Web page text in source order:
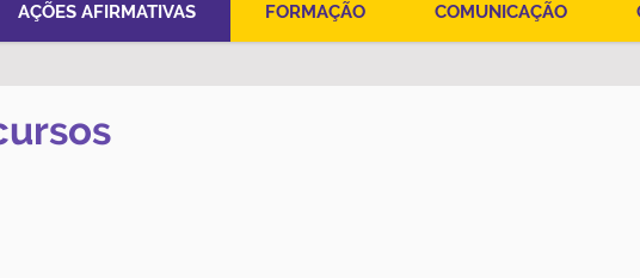
AÇÕES AFIRMATIVAS FORMAÇÃO COMUNICAÇÃO